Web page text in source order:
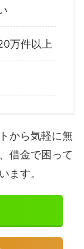
万件以上
から気軽に無
借金で困って
ます。